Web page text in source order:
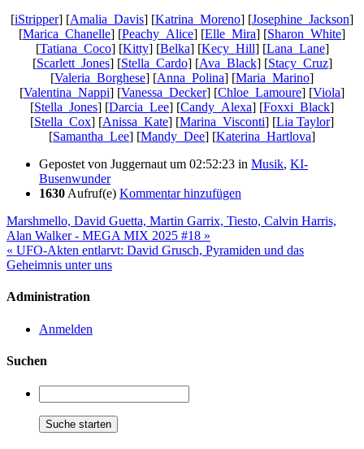
[iStripper] [Amalia_Davis] [Katrina_Moreno] [Josephine_Jackson]
[Marica_Chanelle] [Peachy_Alice] [Elle_Mira] [Sharon_White]
[Tatiana_Coco] [Kitty] [Belka] [Kecy_Hill] [Lana_Lane]
[Scarlett_Jones] [Stella_Cardo] [Ava_Black] [Stacy_Cruz]
[Valeria_Borghese] [Anna_Polina] [Maria_Marino]
[Valentina_Nappi] [Vanessa_Decker] [Chloe_Lamoure] [Viola]
[Stella_Jones] [Darcia_Lee] [Candy_Alexa] [Foxxi_Black]
[Stella_Cox] [Anissa_Kate] [Marina_Visconti] [Lia Taylor]
[Samantha_Lee] [Mandy_Dee] [Katerina_Hartlova]
Gepostet von Juggernaut um 02:52:23 in Musik, KI-
Busenwunder
1630 Aufruf(e) Kommentar hinzufügen
Marshmello, David Guetta, Martin Garrix, Tiesto, Calvin Harris,
Alan Walker - MEGA MIX 2025 #18 »
« UFO-Akten entlarvt: David Grusch, Pyramiden und das
Geheimnis unter uns
Administration
Anmelden
Suchen